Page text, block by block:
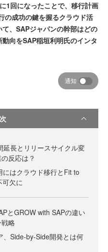
1回になったことで、移行計画
の成功の鍵を握るクラウド活
、SAPジャパンの幹部はどの
向をSAP稲垣利明氏のインタ
通知
延長とリリースサイクル変
反応は？
にはクラウド移行とFit to
欠に
とGROW with SAPの違い
略
、Side-by-Side開発とは何